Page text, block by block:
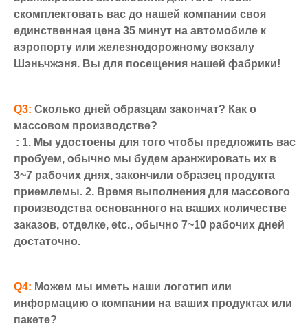
скомплектовать вас до нашей компании своя
единственная цена 35 минут на автомобиле к
аэропорту или железнодорожному вокзалу
Шэньчжэня. Вы для посещения нашей фабрики!
Q3: Сколько дней образцам закончат? Как о
массовом производстве?
: 1. Мы удостоены для того чтобы предложить вас
пробуем, обычно мы будем аранжировать их в
3~7 рабочих днях, закончили образец продукта
приемлемы. 2. Время выполнения для массового
производства основанного на ваших количестве
заказов, отделке, etc., обычно 7~10 рабочих дней
достаточно.
Q4: Можем мы иметь наши логотип или
информацию о компании на ваших продуктах или
пакете?